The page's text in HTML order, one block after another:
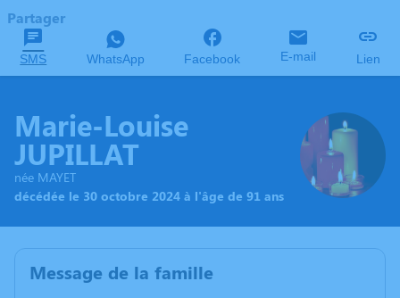
Partager
SMS WhatsApp Facebook E-mail Lien
Marie-Louise
JUPILLAT
née MAYET
décédée le 30 octobre 2024 à l'âge de 91 ans
Message de la famille